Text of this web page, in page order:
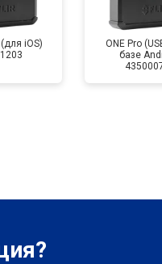
(для iOS)
ONE Pro
базе